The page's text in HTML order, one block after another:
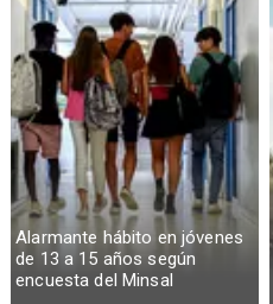
Alarmante hábito en jóvenes
de 13 a 15 años según
encuesta del Minsal